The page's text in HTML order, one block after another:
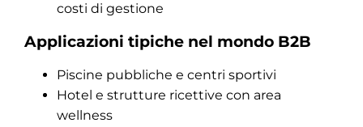
costi di gestione
Applicazioni tipiche nel mondo B2B
Piscine pubbliche e centri sportivi
Hotel e strutture ricettive con area
wellness